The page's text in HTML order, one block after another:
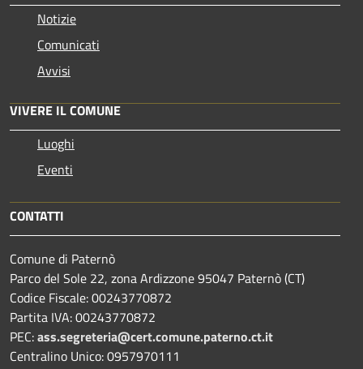
Notizie
Comunicati
Avvisi
VIVERE IL COMUNE
Luoghi
Eventi
CONTATTI
Comune di Paternò
Parco del Sole 22, zona Ardizzone 95047 Paternò (CT)
Codice Fiscale: 00243770872
Partita IVA: 00243770872
PEC:ass.segreteria@cert.comune.paterno.ct.it
Centralino Unico: 0957970111